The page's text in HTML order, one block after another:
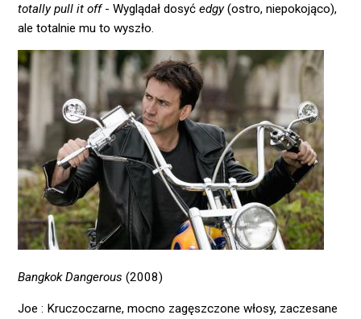
totally pull it off- Wyglądał dosyćedgy(ostro, niepokojąco),
ale totalnie mu to wyszło.
Bangkok Dangerous (2008)
Joe : Kruczoczarne, mocno zagęszczone włosy, zaczesane